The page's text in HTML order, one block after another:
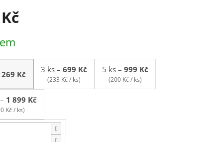
269 Kč 3 ks – 699 Kč
(233 Kč / ks)
5 ks – 999 Kč
(200 Kč / ks)
– 1 899 Kč
Kč / ks)